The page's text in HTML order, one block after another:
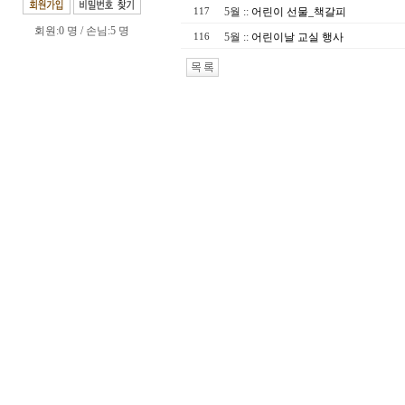
회원:0 명 / 손님:5 명
117 5월 :: 어린이 선물_책갈피
116 5월 :: 어린이날 교실 행사